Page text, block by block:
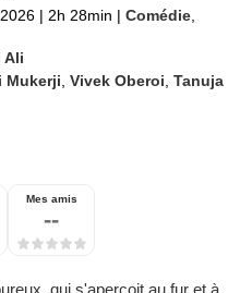
| 2h 28min | Comédie
Ali
Mukerji ,Vivek Oberoi ,Tanuja
Mes amis
--
qui s'aperçoit au fur et à